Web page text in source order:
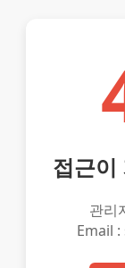
접근이
관리
Email